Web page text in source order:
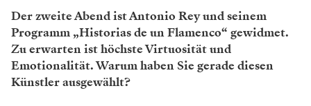
Der zweite Abend ist Antonio Rey und seinem
Programm „Historias de un Flamenco“ gewidmet.
Zu erwarten ist höchste Virtuosität und
Emotionalität. Warum haben Sie gerade diesen
Künstler ausgewählt?